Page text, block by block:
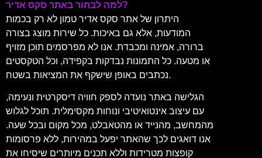
למה לבחור באתר סקס אדיר?
היתרון של אתר סקס אדיר טמון לא רק בכמות
המודעות, אלא גם באיכות. כל שירות מוצג בצורה
ברורה, אמינה ומכבדת. אנו לא מפרסמים תוכן מזויף
או מטעה. כל התמונות נבדקות בקפידה, וכל הטקסטים
נכתבים באופן שישקף את המציאות בשטח.
הגלישה באתר נועדה לספק חוויה דיסקרטית ונעימה,
עם עיצוב אינטואיטיבי ונוחות מקסימלית. תוכל לגלוש
מהמחשב, מהנייד או מהטאבלט, מכל מקום ובכל שעה.
אנו דואגים לכך שהאתר יפעל במהירות, ללא פרסומות
קופצות מטרידות וללא תכנים מיותרים שיסיחו את